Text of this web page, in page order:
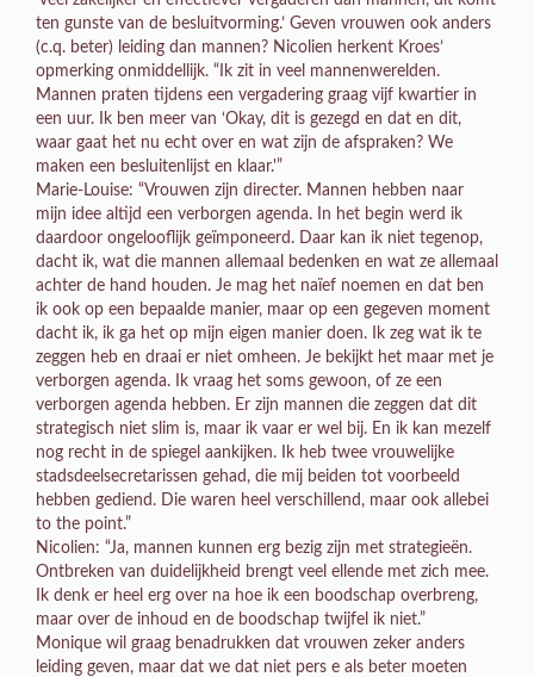
ten gunste van de besluitvorming.’ Geven vrouwen ook anders
(c.q. beter) leiding dan mannen? Nicolien herkent Kroes’
opmerking onmiddellijk. “Ik zit in veel mannenwerelden.
Mannen praten tijdens een vergadering graag vijf kwartier in
een uur. Ik ben meer van ‘Okay, dit is gezegd en dat en dit,
waar gaat het nu echt over en wat zijn de afspraken? We
maken een besluitenlijst en klaar.'”
Marie-Louise: “Vrouwen zijn directer. Mannen hebben naar
mijn idee altijd een verborgen agenda. In het begin werd ik
daardoor ongelooflijk geïmponeerd. Daar kan ik niet tegenop,
dacht ik, wat die mannen allemaal bedenken en wat ze allemaal
achter de hand houden. Je mag het naïef noemen en dat ben
ik ook op een bepaalde manier, maar op een gegeven moment
dacht ik, ik ga het op mijn eigen manier doen. Ik zeg wat ik te
zeggen heb en draai er niet omheen. Je bekijkt het maar met je
verborgen agenda. Ik vraag het soms gewoon, of ze een
verborgen agenda hebben. Er zijn mannen die zeggen dat dit
strategisch niet slim is, maar ik vaar er wel bij. En ik kan mezelf
nog recht in de spiegel aankijken. Ik heb twee vrouwelijke
stadsdeelsecretarissen gehad, die mij beiden tot voorbeeld
hebben gediend. Die waren heel verschillend, maar ook allebei
to the point.”
Nicolien: “Ja, mannen kunnen erg bezig zijn met strategieën.
Ontbreken van duidelijkheid brengt veel ellende met zich mee.
Ik denk er heel erg over na hoe ik een boodschap overbreng,
maar over de inhoud en de boodschap twijfel ik niet.”
Monique wil graag benadrukken dat vrouwen zeker anders
leiding geven, maar dat we dat niet pers e als beter moeten